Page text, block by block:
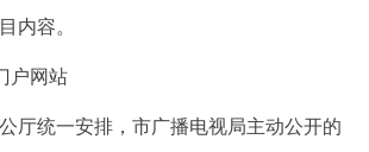
内容。
网站
统一安排，市广播电视局主动公开的